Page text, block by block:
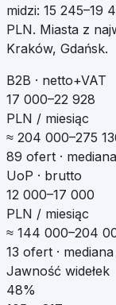
midzi: 15 245–19
PLN. Miasta z
Kraków, Gdańsk.
B2B · netto+VAT
17 000–22 928
PLN / miesiąc
≈ 204 000–275
89 ofert ·
UoP · brutto
12 000–17 000
PLN / miesiąc
≈ 144 000–204
13 ofert · mediana
Jawność widełek
48%